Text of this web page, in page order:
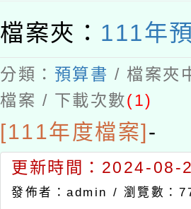
檔案夾： 111年
分類： 預算書 / 檔案夾
檔案 / 下載次數(1)
[111年度檔案]-
更新時間：2024-08-
發佈者：admin / 瀏覽數：